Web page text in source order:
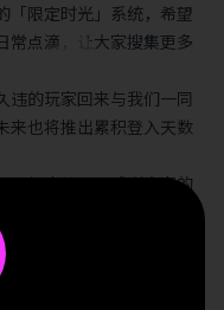
「限定时光」系统，希望
常点滴，让大家搜集更多
违的玩家回来与我们一同
来也将推出累积登入天数
已经出炉了，感谢大家的
想法回馈，谢谢大家踊
的蜜话会在今年陆续实
更新的剧情主线，会将